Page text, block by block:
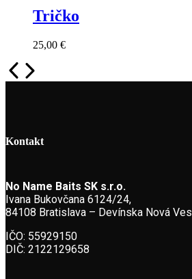
Tričko
25,00 €
Kontakt
No Name Baits SK s.r.o.
Ivana Bukovčana 6124/24,
84108 Bratislava – Devínska Nová Ves
IČO: 55929150
DIČ: 2122129658